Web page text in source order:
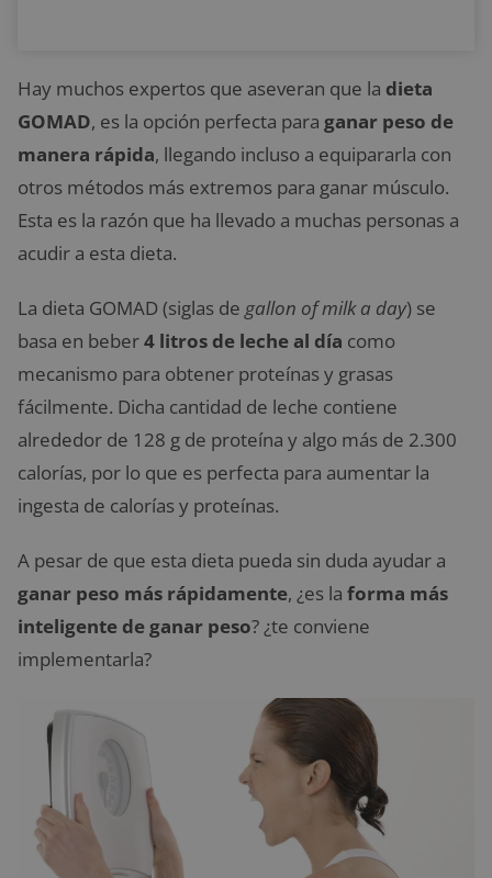
Hay muchos expertos que aseveran que la dieta
GOMAD, es la opción perfecta para ganar peso de
manera rápida, llegando incluso a equipararla con
otros métodos más extremos para ganar músculo.
Esta es la razón que ha llevado a muchas personas a
acudir a esta dieta.
La dieta GOMAD (siglas de gallon of milk a day) se
basa en beber4 litros de leche al día como
mecanismo para obtener proteínas y grasas
fácilmente. Dicha cantidad de leche contiene
alrededor de 128 g de proteína y algo más de 2.300
calorías, por lo que es perfecta para aumentar la
ingesta de calorías y proteínas.
A pesar de que esta dieta pueda sin duda ayudar a
ganar peso más rápidamente, ¿es la forma más
inteligente de ganar peso? ¿te conviene
implementarla?